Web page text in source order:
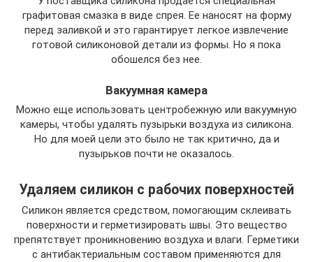
графитовая смазка в виде спрея. Ее наносят на форму
перед заливкой и это гарантирует легкое извлечение
готовой силиконовой детали из формы. Но я пока
обошелся без нее.
Вакуумная камера
Можно еще использовать центробежную или вакуумную
камеры, чтобы удалять пузырьки воздуха из силикона.
Но для моей цели это было не так критично, да и
пузырьков почти не оказалось.
Удаляем силикон с рабочих поверхностей
Силикон является средством, помогающим склеивать
поверхности и герметизировать швы. Это вещество
препятствует проникновению воздуха и влаги. Герметики
с антибактериальным составом применяются для